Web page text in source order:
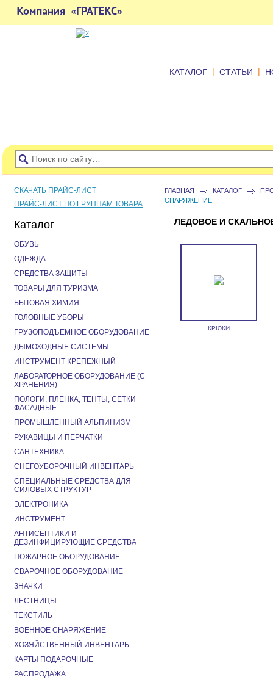
КАТАЛОГ | СТАТЬИ |
ГЛАВНАЯ КАТАЛОГ
СНАРЯЖЕНИЕ
ЛЕДОВОЕ И
КРЮКИ
СКАЧАТЬ ПРАЙС-ЛИСТ
ПРАЙС-ЛИСТ ПО ГРУППАМ ТОВАРА
Каталог
ОБУВЬ
ОДЕЖДА
СРЕДСТВА ЗАЩИТЫ
ТОВАРЫ ДЛЯ ТУРИЗМА
БЫТОВАЯ ХИМИЯ
ГОЛОВНЫЕ УБОРЫ
ГРУЗОПОДЪЕМНОЕ ОБОРУДОВАНИЕ
ДЫМОХОДНЫЕ СИСТЕМЫ
ИНСТРУМЕНТ КРЕПЕЖНЫЙ
ЛАБОРАТОРНОЕ ОБОРУДОВАНИЕ (С
ХРАНЕНИЯ)
ПОЛОГИ, ПЛЕНКА, ТЕНТЫ, СЕТКИ
ФАСАДНЫЕ
ПРОМЫШЛЕННЫЙ АЛЬПИНИЗМ
РУКАВИЦЫ И ПЕРЧАТКИ
САНТЕХНИКА
СНЕГОУБОРОЧНЫЙ ИНВЕНТАРЬ
СПЕЦИАЛЬНЫЕ СРЕДСТВА ДЛЯ
СИЛОВЫХ СТРУКТУР
ЭЛЕКТРОНИКА
ИНСТРУМЕНТ
АНТИСЕПТИКИ И
ДЕЗИНФИЦИРУЮЩИЕ СРЕДСТВА
ПОЖАРНОЕ ОБОРУДОВАНИЕ
СВАРОЧНОЕ ОБОРУДОВАНИЕ
ЗНАЧКИ
ЛЕСТНИЦЫ
ТЕКСТИЛЬ
ВОЕННОЕ СНАРЯЖЕНИЕ
ХОЗЯЙСТВЕННЫЙ ИНВЕНТАРЬ
КАРТЫ ПОДАРОЧНЫЕ
РАСПРОДАЖА